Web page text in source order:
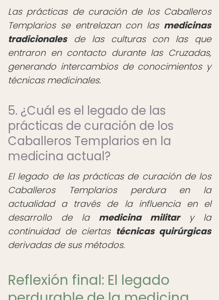
Las prácticas de curación de los Caballeros
Templarios se entrelazan con las medicinas
tradicionalesde las culturas con las que
entraron en contacto durante las Cruzadas,
generando intercambios de conocimientos y
técnicas medicinales.
5. ¿Cuál es el legado de las
prácticas de curación de los
Caballeros Templarios en la
medicina actual?
El legado de las prácticas de curación de los
Caballeros Templarios perdura en la
actualidad a través de la influencia en el
desarrollo de la medicina military la
continuidad de ciertas técnicas quirúrgicas
derivadas de sus métodos.
Reflexión final: El legado